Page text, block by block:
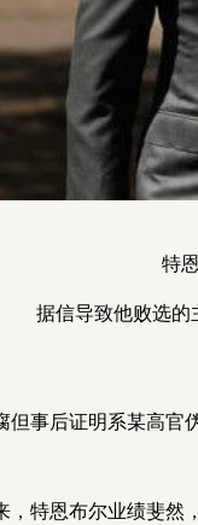
特
据信导致他败选
但事后证明系某高
，特恩布尔业绩斐